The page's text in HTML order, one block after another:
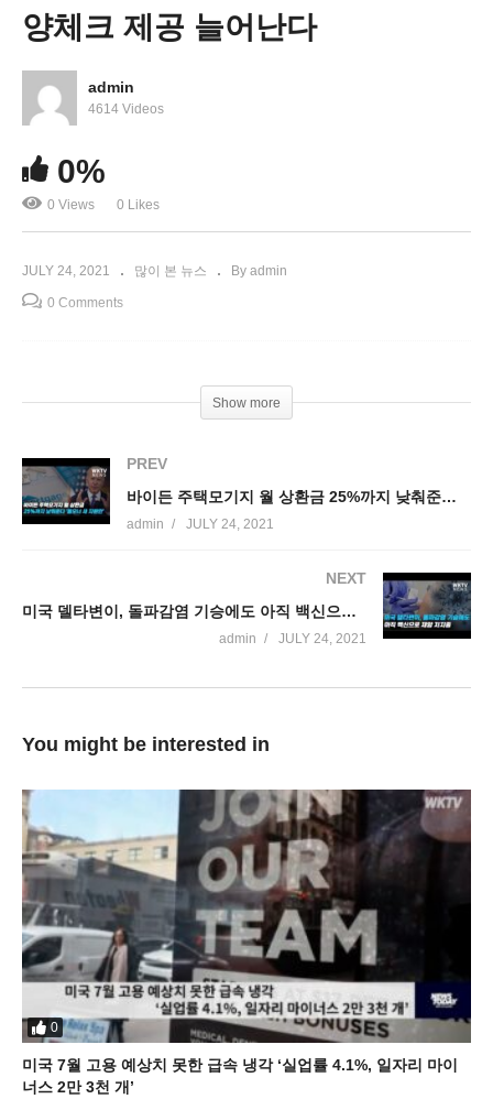
러 탕감 추진
양체크 제공 늘어난다
admin
4614 Videos
0%
0 Views 0 Likes
JULY 24, 2021 많이 본 뉴스 By admin
0 Comments
Show more
PREV
바이든 주택모기지 월 상환금 25%까지 낮춰준다 ‘홈오너 새 지원안’
admin JULY 24, 2021
NEXT
미국 델타변이, 돌파감염 기승에도 아직 백신으로 재앙 저지중
admin JULY 24, 2021
You might be interested in
0
미국 7월 고용 예상치 못한 급속 냉각 ‘실업률 4.1%, 일자리 마이
너스 2만 3천 개’